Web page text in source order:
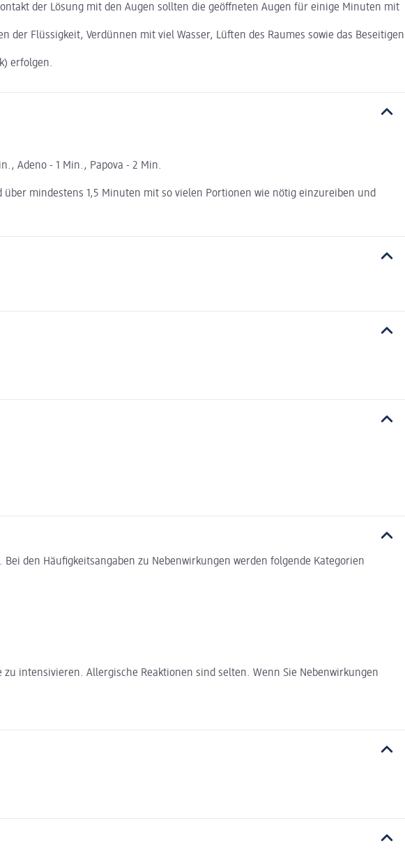
der Lösung mit den Augen sollten die geöffneten Augen für einige Minuten mit
Flüssigkeit, Verdünnen mit viel Wasser, Lüften des Raumes sowie das Beseitigen
erfolgen.
Adeno - 1 Min., Papova - 2 Min.
mindestens 1,5 Minuten mit so vielen Portionen wie nötig einzureiben und
den Häufigkeitsangaben zu Nebenwirkungen werden folgende Kategorien
intensivieren. Allergische Reaktionen sind selten. Wenn Sie Nebenwirkungen